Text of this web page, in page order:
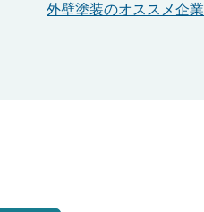
外壁塗装のオススメ企業